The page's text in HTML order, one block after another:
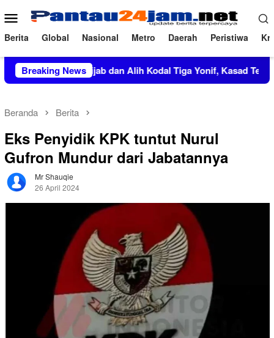
ke
konten
Menu
Mobile
Berita Global Nasional Metro Daerah Peristiwa
Breaking News
Sertijab dan Alih Kodal Tiga Yonif, Kasad Tekankan
Beranda Berita
Eks Penyidik KPK tuntut Nurul
Gufron Mundur dari Jabatannya
Mr Shauqie
26 April 2024